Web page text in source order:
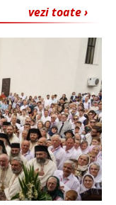
vezi toate ›